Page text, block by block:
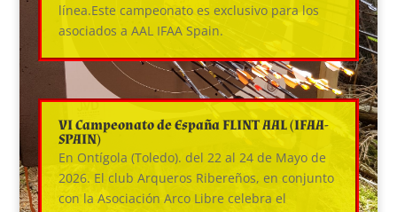
línea.Este campeonato es exclusivo para los
asociados a AAL IFAA Spain.
VI Campeonato de España FLINT AAL (IFAA-
SPAIN)
En Ontígola (Toledo). del 22 al 24 de Mayo de
2026. El club Arqueros Ribereños, en conjunto
con la Asociación Arco Libre celebra el